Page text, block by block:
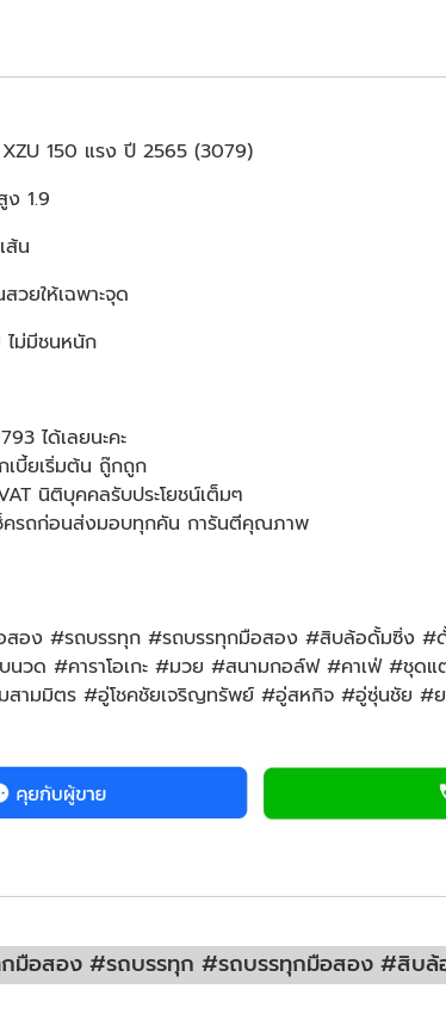
150 แรง ปี 2565 (3079)
1.9
ส้น
วยให้เฉพาะจุด
ไม่มีชนหนัก
ได้เลยนะคะ
บี้ยเริ่มต้น ถู๊กถูก
นิติบุคคลรับประโยชน์เต็มๆ
ครถก่อนส่งมอบทุกคัน การันตีคุณภาพ
สอง #รถบรรทุก #รถบรรทุกมือสอง #สิบล้อดั้มซิ่ง
วด #คาราโอเกะ #มวย #สนามกอล์ฟ #คาเฟ่ #ชุด
ามมิตร #อู่โชคชัยเจริญทรัพย์ #อู่สหกิจ #อู่ซุ่นชัย #
กมือสอง #รถบรรทุก #รถบรรทุกมือสอง #สิ